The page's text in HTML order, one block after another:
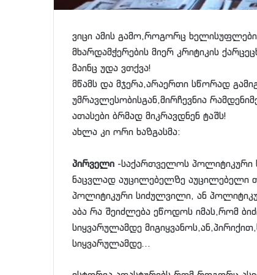
ვიცი ამის გამო,როგორც
მხარდამჭერების მიერ კრიტიკის
მაინც უდა ვთქვა!
მწამს და მჯერა,არაერთი სწორად
უმრავლესობისგან,მირჩევნია
ათასები ბრმად მიკრავდნენ ტაშს!
ახლა კი ორი ხაზგასმა:
პირველი -საქართველოს პოლიტიკური
ნაცვლად აუცილებელზე აუცილებელი
პოლიტიკური სიძულვილი, ან
აბა რა შეიძლება ეწოდოს იმას,რომ
სიყვარულამდე
სიყვარულამდე…